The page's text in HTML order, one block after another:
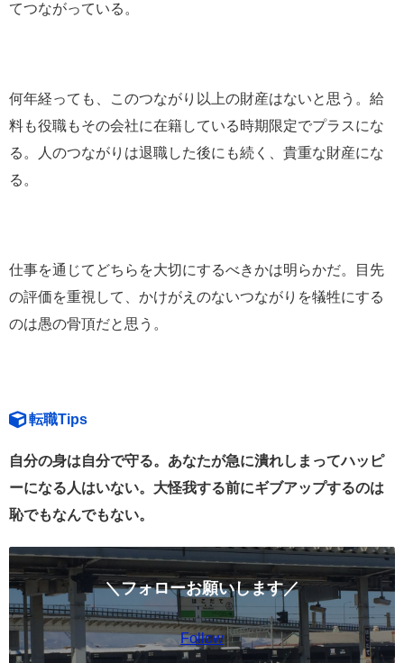
てつながっている。
何年経っても、このつながり以上の財産はないと思う。給
料も役職もその会社に在籍している時期限定でプラスにな
る。人のつながりは退職した後にも続く、貴重な財産にな
る。
仕事を通じてどちらを大切にするべきかは明らかだ。目先
の評価を重視して、かけがえのないつながりを犠牲にする
のは愚の骨頂だと思う。
転職Tips
自分の身は自分で守る。あなたが急に潰れしまってハッピ
ーになる人はいない。大怪我する前にギブアップするのは
恥でもなんでもない。
＼フォローお願いします／
Follow